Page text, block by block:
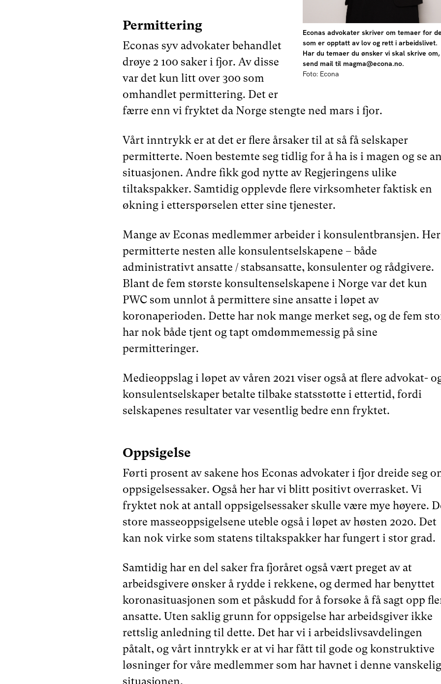
Econas advokater skriver om temaer for
som er opptatt av lov og rett i arbeidslivet.
Har du temaer du ønsker vi skal skrive om,
send mail til magma@econa.no.
Foto: Econa
Permittering
Econas syv advokater behandlet
drøye 2 100 saker i fjor. Av disse
var det kun litt over 300 som
omhandlet permittering. Det er
færre enn vi fryktet da Norge stengte ned mars i fjor.
Vårt inntrykk er at det er flere årsaker til at så få selskaper
permitterte. Noen bestemte seg tidlig for å ha is i magen og se
situasjonen. Andre fikk god nytte av Regjeringens ulike
tiltakspakker. Samtidig opplevde flere virksomheter faktisk en
økning i etterspørselen etter sine tjenester.
Mange av Econas medlemmer arbeider i konsulentbransjen. Her
permitterte nesten alle konsulentselskapene – både
administrativt ansatte / stabsansatte, konsulenter og rådgivere.
Blant de fem største konsultenselskapene i Norge var det kun
PWC som unnlot å permittere sine ansatte i løpet av
koronaperioden. Dette har nok mange merket seg, og de fem
har nok både tjent og tapt omdømmemessig på sine
permitteringer.
Medieoppslag i løpet av våren 2021 viser også at flere advokat-
konsulentselskaper betalte tilbake statsstøtte i ettertid, fordi
selskapenes resultater var vesentlig bedre enn fryktet.
Oppsigelse
Førti prosent av sakene hos Econas advokater i fjor dreide seg
oppsigelsessaker. Også her har vi blitt positivt overrasket. Vi
fryktet nok at antall oppsigelsessaker skulle være mye høyere.
store masseoppsigelsene uteble også i løpet av høsten 2020. Det
kan nok virke som statens tiltakspakker har fungert i stor grad.
Samtidig har en del saker fra fjoråret også vært preget av at
arbeidsgivere ønsker å rydde i rekkene, og dermed har benyttet
koronasituasjonen som et påskudd for å forsøke å få sagt opp
ansatte. Uten saklig grunn for oppsigelse har arbeidsgiver ikke
rettslig anledning til dette. Det har vi i arbeidslivsavdelingen
påtalt, og vårt inntrykk er at vi har fått til gode og konstruktive
løsninger for våre medlemmer som har havnet i denne
situasjonen.